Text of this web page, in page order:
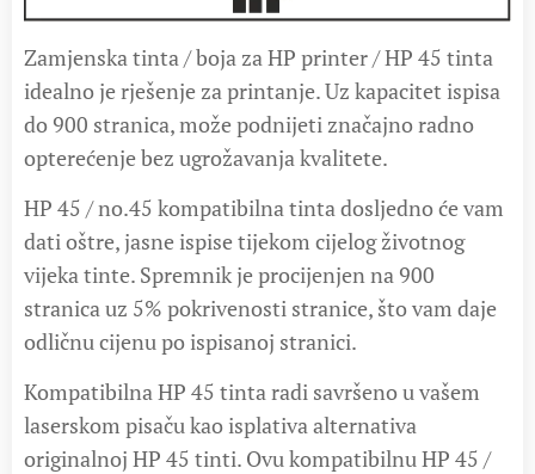
Zamjenska tinta / boja za HP printer / HP 45 tinta
idealno je rješenje za printanje. Uz kapacitet ispisa
do 900 stranica, može podnijeti značajno radno
opterećenje bez ugrožavanja kvalitete.
HP 45 / no.45 kompatibilna tinta dosljedno će vam
dati oštre, jasne ispise tijekom cijelog životnog
vijeka tinte. Spremnik je procijenjen na 900
stranica uz 5% pokrivenosti stranice, što vam daje
odličnu cijenu po ispisanoj stranici.
Kompatibilna HP 45 tinta radi savršeno u vašem
laserskom pisaču kao isplativa alternativa
originalnoj HP 45 tinti. Ovu kompatibilnu HP 45 /